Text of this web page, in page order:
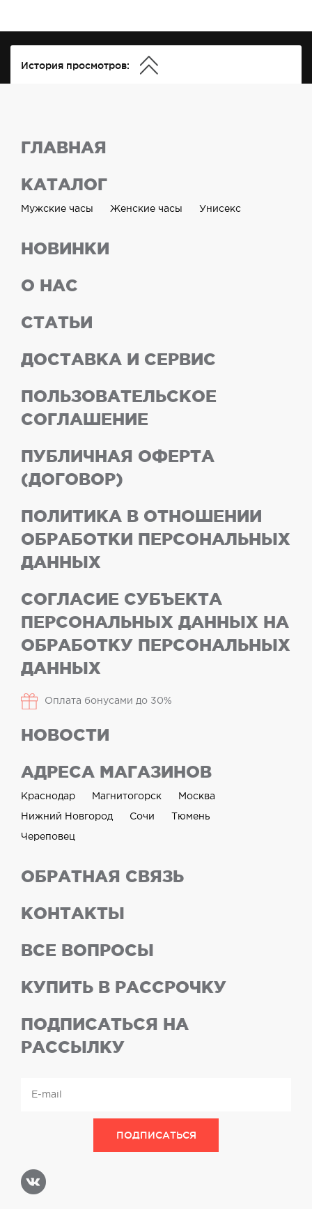
История просмотров:
ГЛАВНАЯ
КАТАЛОГ
Мужские часы Женские часы Унисекс
НОВИНКИ
О НАС
СТАТЬИ
ДОСТАВКА И СЕРВИС
ПОЛЬЗОВАТЕЛЬСКОЕ
СОГЛАШЕНИЕ
ПУБЛИЧНАЯ ОФЕРТА
(ДОГОВОР)
ПОЛИТИКА В ОТНОШЕНИИ
ОБРАБОТКИ ПЕРСОНАЛЬНЫХ
ДАННЫХ
СОГЛАСИЕ СУБЪЕКТА
ПЕРСОНАЛЬНЫХ ДАННЫХ НА
ОБРАБОТКУ ПЕРСОНАЛЬНЫХ
ДАННЫХ
Оплата бонусами до 30%
НОВОСТИ
АДРЕСА МАГАЗИНОВ
Краснодар Магнитогорск Москва
Нижний Новгород Сочи Тюмень
Череповец
ОБРАТНАЯ СВЯЗЬ
КОНТАКТЫ
ВСЕ ВОПРОСЫ
КУПИТЬ В РАССРОЧКУ
ПОДПИСАТЬСЯ НА
РАССЫЛКУ